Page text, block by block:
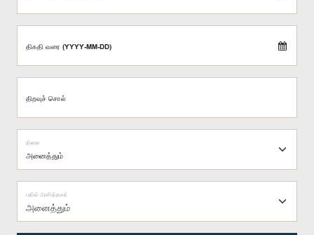
திகதி வரை (YYYY-MM-DD)
திறவுச் சொல்
நிலை
அனைத்தும்
பதில் அளித்தவர்